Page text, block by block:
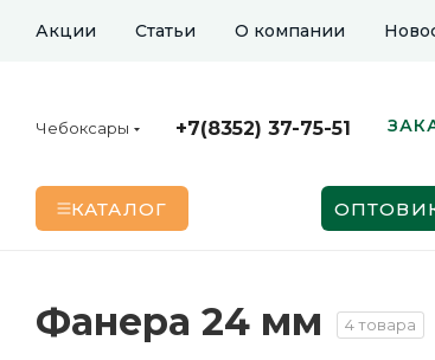
Акции Статьи О компании
Чебоксары +7(8352) 37-75-51
КАТАЛОГ
Фанера 24 мм 4 товара